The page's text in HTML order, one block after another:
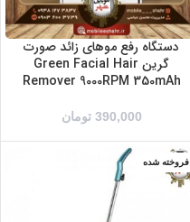
دستگاه رفع موهای زائد صورت
گرین Green Facial Hair
Remover 9000RPM 350mAh
390,000 تومان
فروخته شده